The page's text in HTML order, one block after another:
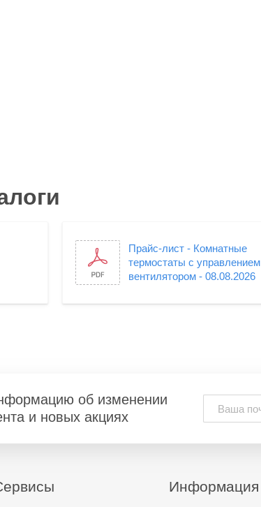
Прайс-лист - Комнатные
термостаты с управлением
вентилятором - 08.08.2026
об изменении
и новых акциях
Информация